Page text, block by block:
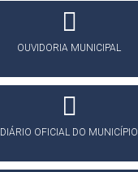
OUVIDORIA MUNICIPAL
DIÁRIO OFICIAL DO MUNICÍPIO